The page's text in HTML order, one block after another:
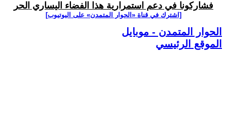
فشاركونا في دعم استمرارية هذا الفضاء اليساري الحر
[اشترك في قناة ‫«الحوار المتمدن» على اليوتيوب]
الحوار المتمدن - موبايل
الموقع الرئيسي